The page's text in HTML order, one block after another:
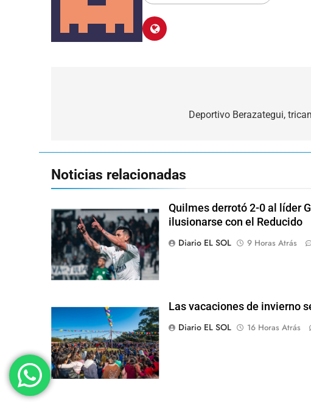
Deportivo Berazategui,
Noticias relacionadas
Quilmes derrotó 2-0 al líder
ilusionarse con el Reducido
Diario EL SOL
9 Horas Atrás
Las vacaciones de invierno
Diario EL SOL
16 Horas Atrás